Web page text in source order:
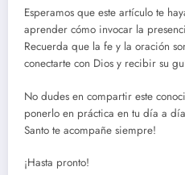
Esperamos que este artículo te
aprender cómo invocar la
Recuerda que la fe y la oración
conectarte con Dios y recibir su
No dudes en compartir este
ponerlo en práctica en tu día a
Santo te acompañe siempre!
¡Hasta pronto!